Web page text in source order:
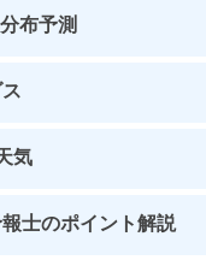
布予測
気
士のポイント解説